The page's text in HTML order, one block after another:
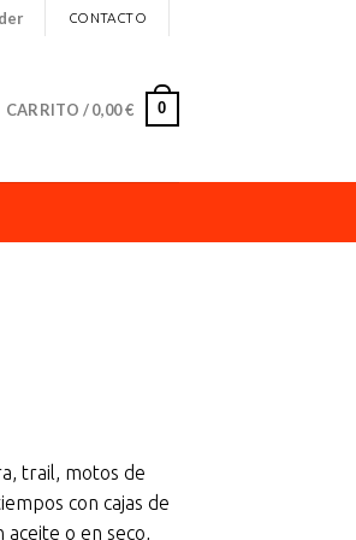
CONTACTO
CARRITO /0,00€ 0
trail, motos de
con cajas de
o en seco,